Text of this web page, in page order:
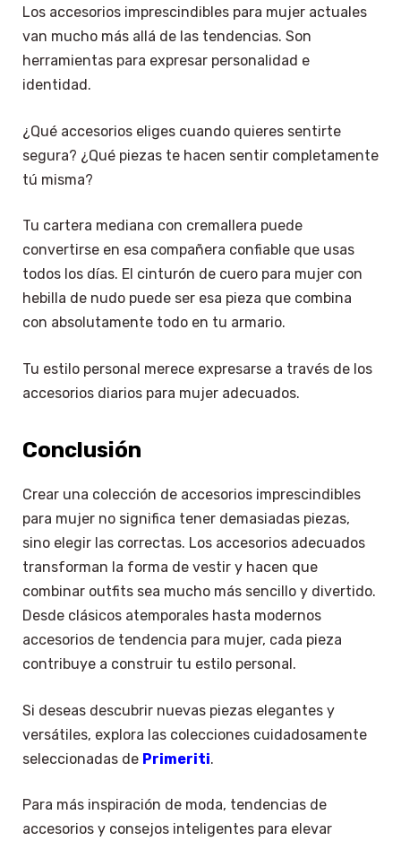
Los accesorios imprescindibles para mujer actuales
van mucho más allá de las tendencias. Son
herramientas para expresar personalidad e
identidad.
¿Qué accesorios eliges cuando quieres sentirte
segura? ¿Qué piezas te hacen sentir completamente
tú misma?
Tu cartera mediana con cremallera puede
convertirse en esa compañera confiable que usas
todos los días. El cinturón de cuero para mujer con
hebilla de nudo puede ser esa pieza que combina
con absolutamente todo en tu armario.
Tu estilo personal merece expresarse a través de los
accesorios diarios para mujer adecuados.
Conclusión
Crear una colección de accesorios imprescindibles
para mujer no significa tener demasiadas piezas,
sino elegir las correctas. Los accesorios adecuados
transforman la forma de vestir y hacen que
combinar outfits sea mucho más sencillo y divertido.
Desde clásicos atemporales hasta modernos
accesorios de tendencia para mujer, cada pieza
contribuye a construir tu estilo personal.
Si deseas descubrir nuevas piezas elegantes y
versátiles, explora las colecciones cuidadosamente
seleccionadas de Primeriti.
Para más inspiración de moda, tendencias de
accesorios y consejos inteligentes para elevar